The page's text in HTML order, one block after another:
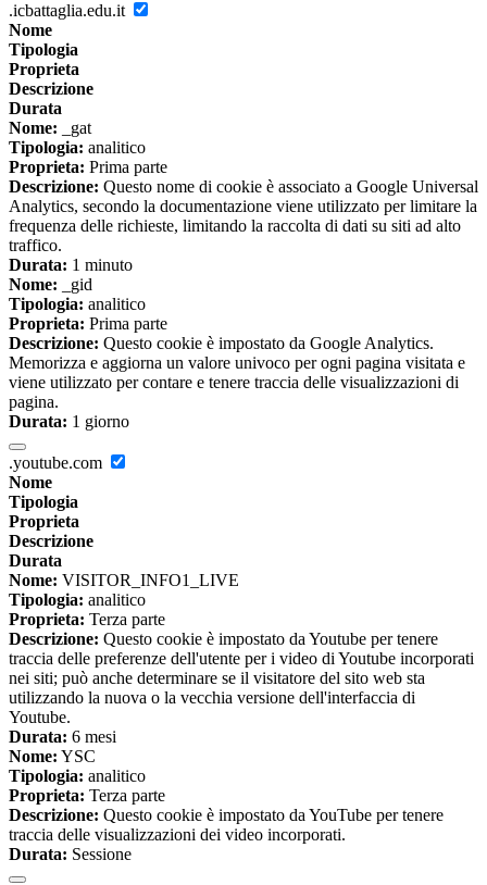
.icbattaglia.edu.it
Nome
Tipologia
Proprieta
Descrizione
Durata
Nome: _gat
Tipologia: analitico
Proprieta: Prima parte
Descrizione: Questo nome di cookie è associato a Google Universal
Analytics, secondo la documentazione viene utilizzato per limitare la
frequenza delle richieste, limitando la raccolta di dati su siti ad alto
traffico.
Durata: 1 minuto
Nome: _gid
Tipologia: analitico
Proprieta: Prima parte
Descrizione: Questo cookie è impostato da Google Analytics.
Memorizza e aggiorna un valore univoco per ogni pagina visitata e
viene utilizzato per contare e tenere traccia delle visualizzazioni di
pagina.
Durata: 1 giorno
.youtube.com
Nome
Tipologia
Proprieta
Descrizione
Durata
Nome: VISITOR_INFO1_LIVE
Tipologia: analitico
Proprieta: Terza parte
Descrizione: Questo cookie è impostato da Youtube per tenere
traccia delle preferenze dell'utente per i video di Youtube incorporati
nei siti; può anche determinare se il visitatore del sito web sta
utilizzando la nuova o la vecchia versione dell'interfaccia di
Youtube.
Durata: 6 mesi
Nome: YSC
Tipologia: analitico
Proprieta: Terza parte
Descrizione: Questo cookie è impostato da YouTube per tenere
traccia delle visualizzazioni dei video incorporati.
Durata: Sessione